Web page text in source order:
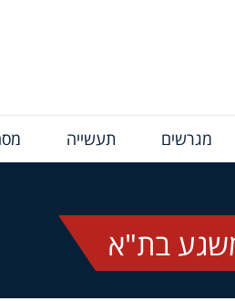
מגרשים תעשייה
בת"א